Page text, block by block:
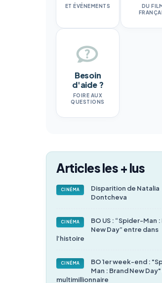
ET ÉVÉNEMENTS
DU
Besoin
d'aide ?
FOIRE AUX
QUESTIONS
Articles les + lus
CINÉMA
Disparition de Natalia
Dontcheva
CINÉMA
BO US : “Spider-Man
New Day” entre dans
l’histoire
CINÉMA
BO 1er week-end :
Man : Brand New
multimillionnaire